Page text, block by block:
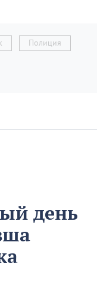
Полиция
день